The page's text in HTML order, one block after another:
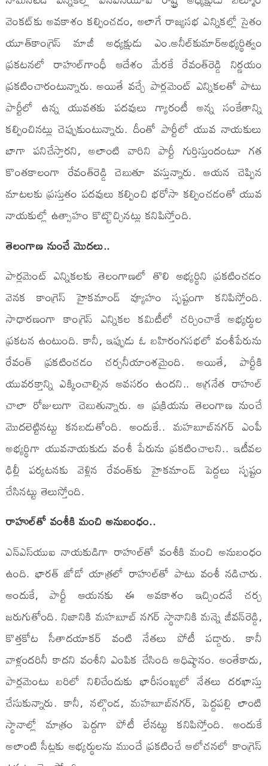
వెంకట్​కు అవకాశం కల్పించడం, అలాగే రాజ్యసభ ఎన్నికల్లో సైతం
యూత్​కాంగ్రెస్​ మాజీ అధ్యక్షుడు ఎం.అనీల్​కుమార్​అభ్యర్థిత్వం
ప్రకటనలో రాహుల్​గాంధీ ఆదేశం మేరకే రేవంత్​రెడ్డి నిర్ణయం
ప్రకటించారంటున్నారు. అయితే వచ్చే పార్లమెంట్​ ఎన్నికలతో పాటు
పార్టీలో ఉన్న యువతకు పదవులు గ్యారంటీ అన్న సంకేతాన్ని
కల్పించినట్లు చెప్పుకుంటున్నారు. దీంతో పార్టీలో యువ నాయకులు
బాగా పనిచేస్తారని, అలాంటి వారిని పార్టీ గుర్తిస్తుందంటూ గత
కొంతకాలంగా రేవంత్​రెడ్డి చెబుతూ వస్తున్నారు. ఆయన చెప్పిన
మాటలకు ప్రస్తుతం పదవులు కల్పించి భరోసా కల్పించడంతో యువ
నాయకుల్లో ఉత్సాహం కొట్టొచ్చినట్లు కనిపిస్తోంది.
తెలంగాణ నుంచే మొదలు..
పార్లమెంట్‌ ఎన్నికలకు తెలంగాణలో తొలి అభ్యర్థిని ప్రకటించడం
వెనక కాంగ్రెస్ హైకమాండ్‌ వ్యూహం స్పష్టంగా కనిపిస్తోంది.
సాధారణంగా కాంగ్రెస్‌ ఎన్నికల కమిటీలో చర్చించాకే అభ్యర్థుల
ప్రకటన ఉంటుంది. కానీ, ఇప్పుడు ఓ బహిరంగసభలో వంశీపేరును
రేవంత్‌ ప్రకటించడం చర్చనీయాంశమైంది. అయితే, పార్టీకి
యువరక్తాన్ని ఎక్కించాల్సిన అవసరం ఉందని.. అగ్రనేత రాహుల్‌
చాలా రోజులుగా చెబుతున్నారు. ఆ ప్రక్రియను తెలంగాణ నుంచే
మొదలెట్టినట్టు కనబడుతోంది. అందుకే.. మహబూబ్‌నగర్‌ ఎంపీ
అభ్యర్థిగా యువనాయకుడు వంశీ పేరును ప్రకటించాలని.. ఇటీవల
ఢిల్లీ పర్యటనకు వెళ్లిన రేవంత్‌కు హైకమాండ్‌ పెద్దలు స్పష్టం
చేసినట్టు తెలుస్తోంది.
రాహుల్‌తో వంశీకి మంచి అనుబంధం..
ఎన్​ఎస్​యుఐ నాయకుడిగా రాహుల్‌తో వంశీకి మంచి అనుబంధం
ఉంది. భారత్‌ జోడో యాత్రలో రాహుల్‌తో పాటు వంశీ నడిచారు.
అందుకే, పార్టీ ఆయనకు ఈ అవకాశం ఇచ్చిందనే చర్చ
జరుగుతోంది. నిజానికి మహబూబ్‌ నగర్‌ స్థానానికి మన్నె జీవన్‌రెడ్డి,
కొత్తకోట సీతాదయాకర్‌ వంటి నేతలు పోటీ పడ్డారు. కానీ
వాళ్లందరినీ కాదని వంశీని ఎంపిక చేసింది అధిష్ఠానం. అంతేకాదు,
పార్లమెంటు బరిలో నిలిచేందుకు భారీసంఖ్యలో నేతలు దరఖాస్తు
చేసుకున్నారు. కానీ, నల్గొండ, మహబూబ్‌నగర్‌, పెద్దపల్లి లాంటి
స్థానాల్లో మాత్రం పెద్దగా పోటీ లేనట్టు కనిపిస్తోంది. అందుకే
అలాంటి సీట్లకు అభ్యర్థులను ముందే ప్రకటించే ఆలోచనలో కాంగ్రెస్‌